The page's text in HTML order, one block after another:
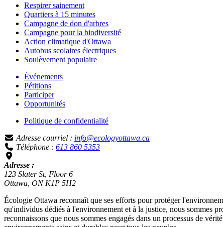
Respirer sainement
Quartiers à 15 minutes
Campagne de don d'arbres
Campagne pour la biodiversité
Action climatique d'Ottawa
Autobus scolaires électriques
Soulèvement populaire
Événements
Pétitions
Participer
Opportunités
Politique de confidentialité
Adresse courriel : info@ecologyottawa.ca
Téléphone : 613 860 5353
Adresse :
123 Slater St, Floor 6
Ottawa, ON K1P 5H2
Écologie Ottawa reconnaît que ses efforts pour protéger
qu'individus dédiés à l'environnement et à la justice, nous sommes
reconnaissons que nous sommes engagés dans un processus de